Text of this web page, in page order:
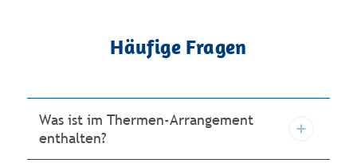
Häufige Fragen
Was ist im Thermen-Arrangement
enthalten?